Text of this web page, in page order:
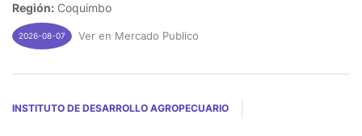
Región: Coquimbo
2026-08-07 Ver en Mercado Publico
INSTITUTO DE DESARROLLO AGROPECUARIO